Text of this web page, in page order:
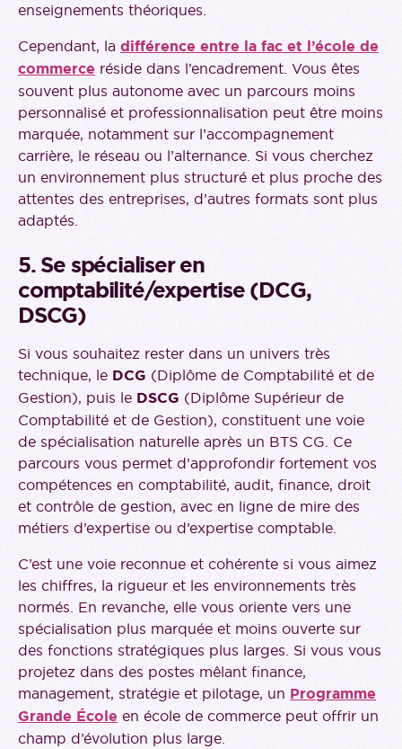
enseignements théoriques.
Cependant, la différence entre la fac et l’école de
commerce réside dans l’encadrement. Vous êtes
souvent plus autonome avec un parcours moins
personnalisé et professionnalisation peut être moins
marquée, notamment sur l’accompagnement
carrière, le réseau ou l’alternance. Si vous cherchez
un environnement plus structuré et plus proche des
attentes des entreprises, d’autres formats sont plus
adaptés.
5. Se spécialiser en
comptabilité/expertise (DCG,
DSCG)
Si vous souhaitez rester dans un univers très
technique, le DCG (Diplôme de Comptabilité et de
Gestion), puis le DSCG (Diplôme Supérieur de
Comptabilité et de Gestion), constituent une voie
de spécialisation naturelle après un BTS CG. Ce
parcours vous permet d’approfondir fortement vos
compétences en comptabilité, audit, finance, droit
et contrôle de gestion, avec en ligne de mire des
métiers d’expertise ou d’expertise comptable.
C’est une voie reconnue et cohérente si vous aimez
les chiffres, la rigueur et les environnements très
normés. En revanche, elle vous oriente vers une
spécialisation plus marquée et moins ouverte sur
des fonctions stratégiques plus larges. Si vous vous
projetez dans des postes mêlant finance,
management, stratégie et pilotage, un Programme
Grande École en école de commerce peut offrir un
champ d’évolution plus large.